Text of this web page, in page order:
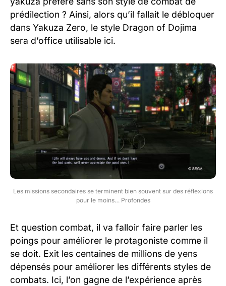
prédilection ? Ainsi, alors qu’il fallait le débloquer
dans Yakuza Zero, le style Dragon of Dojima
sera d’office utilisable ici.
Les missions secondaires se terminent bien souvent sur des réflexions
pour le moins… Profondes
Et question combat, il va falloir faire parler les
poings pour améliorer le protagoniste comme il
se doit. Exit les centaines de millions de yens
dépensés pour améliorer les différents styles de
combats. Ici, l’on gagne de l’expérience après